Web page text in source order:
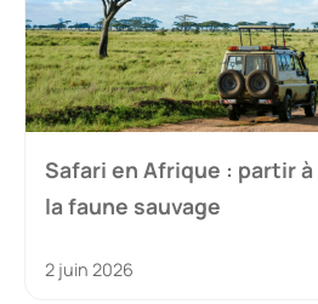
Safari en Afrique : partir
la faune sauvage
2 juin 2026